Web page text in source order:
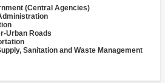
(Central Agencies)
Urban Roads
Sanitation and Waste Management